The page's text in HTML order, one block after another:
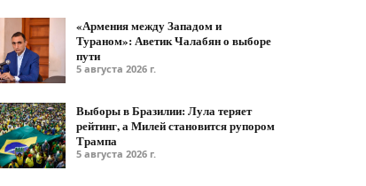
«Армения между Западом и
Тураном»: Аветик Чалабян о выборе
пути
5 августа 2026 г.
Выборы в Бразилии: Лула теряет
рейтинг, а Милей становится рупором
Трампа
5 августа 2026 г.